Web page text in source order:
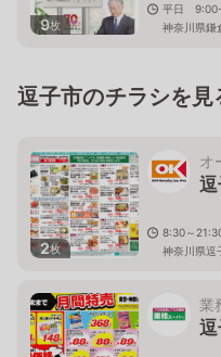
9枚
平日 9:00-
神奈川県鎌
逗子市のチラシを見
2枚
オ
8:30～
神奈川県逗
業